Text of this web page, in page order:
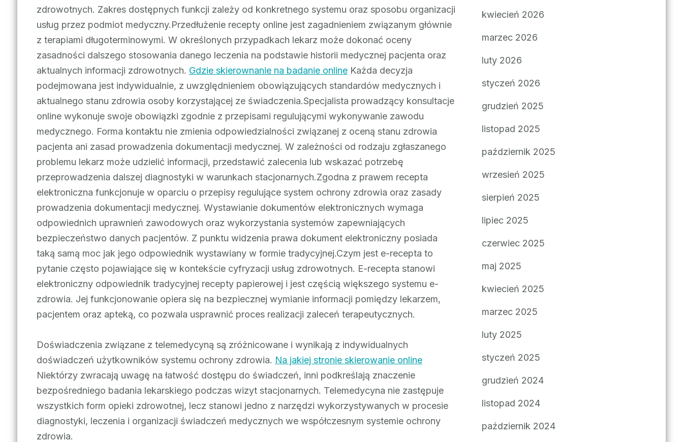
zdrowotnych. Zakres dostępnych funkcji zależy od konkretnego systemu oraz sposobu organizacji
usług przez podmiot medyczny.Przedłużenie recepty online jest zagadnieniem związanym głównie
z terapiami długoterminowymi. W określonych przypadkach lekarz może dokonać oceny
zasadności dalszego stosowania danego leczenia na podstawie historii medycznej pacjenta oraz
aktualnych informacji zdrowotnych. Gdzie skierownanie na badanie onlineKażda decyzja
podejmowana jest indywidualnie, z uwzględnieniem obowiązujących standardów medycznych i
aktualnego stanu zdrowia osoby korzystającej ze świadczenia.Specjalista prowadzący konsultacje
online wykonuje swoje obowiązki zgodnie z przepisami regulującymi wykonywanie zawodu
medycznego. Forma kontaktu nie zmienia odpowiedzialności związanej z oceną stanu zdrowia
pacjenta ani zasad prowadzenia dokumentacji medycznej. W zależności od rodzaju zgłaszanego
problemu lekarz może udzielić informacji, przedstawić zalecenia lub wskazać potrzebę
przeprowadzenia dalszej diagnostyki w warunkach stacjonarnych.Zgodna z prawem recepta
elektroniczna funkcjonuje w oparciu o przepisy regulujące system ochrony zdrowia oraz zasady
prowadzenia dokumentacji medycznej. Wystawianie dokumentów elektronicznych wymaga
odpowiednich uprawnień zawodowych oraz wykorzystania systemów zapewniających
bezpieczeństwo danych pacjentów. Z punktu widzenia prawa dokument elektroniczny posiada
taką samą moc jak jego odpowiednik wystawiany w formie tradycyjnej.Czym jest e-recepta to
pytanie często pojawiające się w kontekście cyfryzacji usług zdrowotnych. E-recepta stanowi
elektroniczny odpowiednik tradycyjnej recepty papierowej i jest częścią większego systemu e-
zdrowia. Jej funkcjonowanie opiera się na bezpiecznej wymianie informacji pomiędzy lekarzem,
pacjentem oraz apteką, co pozwala usprawnić proces realizacji zaleceń terapeutycznych.
Doświadczenia związane z telemedycyną są zróżnicowane i wynikają z indywidualnych
doświadczeń użytkowników systemu ochrony zdrowia. Na jakiej stronie skierowanie online
Niektórzy zwracają uwagę na łatwość dostępu do świadczeń, inni podkreślają znaczenie
bezpośredniego badania lekarskiego podczas wizyt stacjonarnych. Telemedycyna nie zastępuje
wszystkich form opieki zdrowotnej, lecz stanowi jedno z narzędzi wykorzystywanych w procesie
diagnostyki, leczenia i organizacji świadczeń medycznych we współczesnym systemie ochrony
zdrowia.
kwiecień 2026
marzec 2026
luty 2026
styczeń 2026
grudzień 2025
listopad 2025
październik 2025
wrzesień 2025
sierpień 2025
lipiec 2025
czerwiec 2025
maj 2025
kwiecień 2025
marzec 2025
luty 2025
styczeń 2025
grudzień 2024
listopad 2024
październik 2024